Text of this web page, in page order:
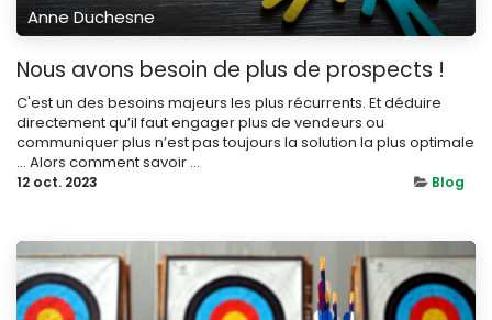
Anne Duchesne
Nous avons besoin de plus de prospects !
C'est un des besoins majeurs les plus récurrents. Et déduire
directement qu’il faut engager plus de vendeurs ou
communiquer plus n’est pas toujours la solution la plus optimale
… Alors comment savoir ...
12 oct. 2023 Blog